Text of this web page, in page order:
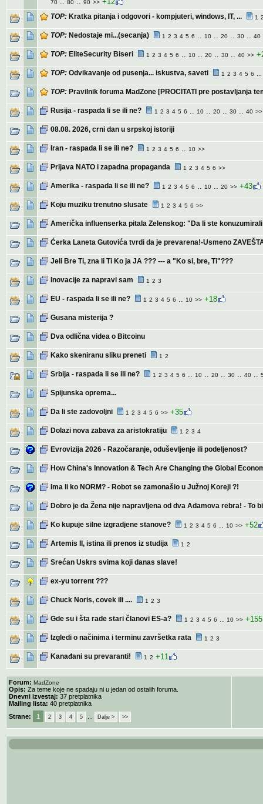
70 80 90 >>
TOP: Kratka pitanja i odgovori - kompjuteri, windows, IT, ... 1
TOP: Nedostaje mi...(secanja) 1 2 3 4 5 6 10 20 30 40
TOP: EliteSecurity Biseri 1 2 3 4 5 6 10 20 30 40 >>
TOP: Odvikavanje od pusenja... iskustva, saveti 1 2 3 4 5 6
TOP: Pravilnik foruma MadZone [PROCITATI pre postavljanja
Rusija - raspada li se ili ne? 1 2 3 4 5 6 10 20 30 40 >>
08.08. 2026, crni dan u srpskoj istoriji
Iran - raspada li se ili ne? 1 2 3 4 5 6 10 >>
Prljava NATO i zapadna propaganda 1 2 3 4 5 6 >>
Amerika - raspada li se ili ne? 1 2 3 4 5 6 10 20 >> +43
Koju muziku trenutno slusate 1 2 3 4 5 6 >>
Američka influenserka pitala Zelenskog: "Da li ste
Ćerka Laneta Gutovića tvrdi da je prevarena!-Usmeno
Jeli Bre Ti, zna li Ti Ko ja JA ??? --- a "Ko si, bre, Ti"???
Inovacije za napravi sam 1 2 3
EU - raspada li se ili ne? 1 2 3 4 5 6 10 >> +18
Gusana misterija ?
Dva odlična videa o Bitcoinu
Kako skeniranu sliku preneti 1 2
Srbija - raspada li se ili ne? 1 2 3 4 5 6 10 20 30 40
Spijunska oprema...
Da li ste zadovoljni 1 2 3 4 5 6 >> +35
Dolazi nova zabava za aristokratiju 1 2 3 4
Evrovizija 2026 - Razočaranje, oduševljenje ili podeljenost?
How China's Innovation & Tech Are Changing the Global
Ima li ko NORM? - Robot se zamonašio u Južnoj Koreji ?!
Dobro je da Žena nije napravljena od dva Adamova rebra! - To
Ko kupuje silne izgradjene stanove? 1 2 3 4 5 6 10 >> +52
Artemis II, istina ili prenos iz studija 1 2
Srećan Uskrs svima koji danas slave!
ex-yu torrent ???
Chuck Noris, covek ili .... 1 2 3
Gde su i šta rade stari članovi ES-a? 1 2 3 4 5 6 10 >> +155
Izgledi o načinima i terminu završetka rata 1 2 3
Kanađani su prevaranti! 1 2 +11
Forum: MadZone
Opis: Za teme koje ne spadaju ni u jedan od ostalih foruma.
Dnevni izvestaj: 37 pretplatnika
Mailing lista: 40 pretplatnika
Strane:
1 2 3 4 5 Dalje > >>